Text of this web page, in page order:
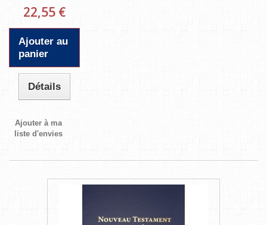
22,55 €
Ajouter au
panier
Détails
Ajouter à ma
liste d'envies